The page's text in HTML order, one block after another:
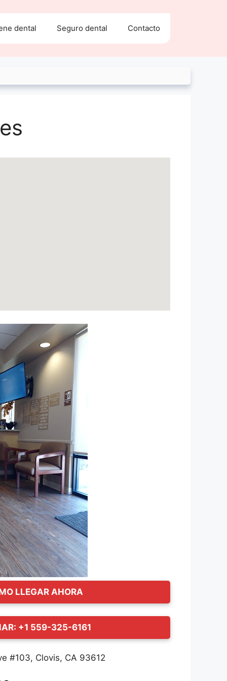
dental Seguro dental Contacto
LLEGAR AHORA
+1 559-325-6161
#103, Clovis, CA 93612